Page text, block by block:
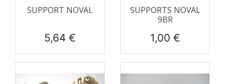
SUPPORT NOVAL
Prix
5,64 €
SUPPORTS NOVAL
9BR
Prix
1,00 €